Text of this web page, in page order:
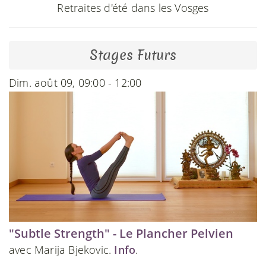
Retraites d'été dans les Vosges
Stages Futurs
Dim. août 09, 09:00 - 12:00
"Subtle Strength" - Le Plancher Pelvien
avec Marija Bjekovic. Info.